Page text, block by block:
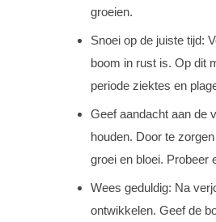
groeien.
Snoei op de juiste tijd:
boom in rust is. Op dit
periode ziektes en
Geef aandacht aan de
houden. Door te
groei en bloei. Probeer
Wees geduldig: Na
ontwikkelen. Geef de